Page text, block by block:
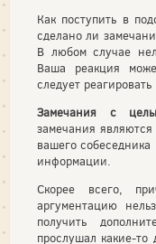
Как поступить в
сделано ли
В любом случае
Ваша реакция
следует
Замечания с
замечания яв­ляются
вашего
информации.
Скорее всего,
аргументацию
получить
прослушал какие-